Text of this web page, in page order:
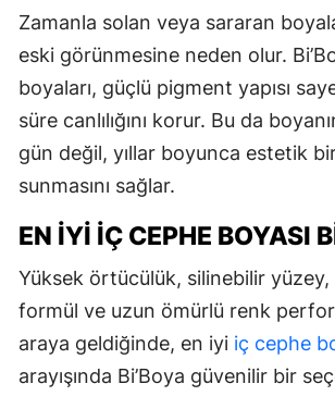
Zamanla solan veya sararan
eski görünmesine neden olur.
boyaları, güçlü pigment yapısı
süre canlılığını korur. Bu da
gün değil, yıllar boyunca estetik
sunmasını sağlar.
EN İYI İÇ CEPHE BOYASI
Yüksek örtücülük, silinebilir yüzey,
formül ve uzun ömürlü renk
araya geldiğinde, en iyi iç cephe
arayışında Bi’Boya güvenilir bir